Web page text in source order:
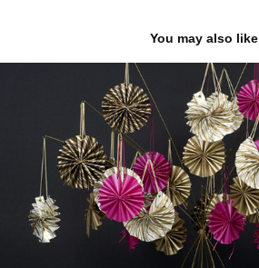
You may also like
Bonbon sac
2013